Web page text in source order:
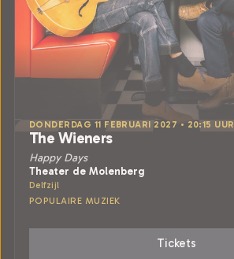
DONDERDAG 11 FEBRUARI 2027 • 20:15 UUR
The Wieners
Happy Days
Theater de Molenberg
Delfzijl
POPULAIRE MUZIEK
Tickets